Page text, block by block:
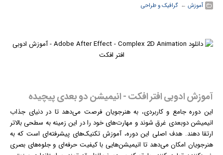
آموزش ← ‏گرافیک و طراحی
آموزش ادوبی افتر افکت - انیمیشن دو بعدی پیچیده
این دوره جامع و کاربردی، به هنرجویان فرصت می‌دهد تا در دنیای جذاب
انیمیشندوبعدی غرق شوند و مهارت‌های خود را در این زمینه به سطحی بالاتر
ارتقا دهند. هدف اصلی این دوره، آموزش تکنیک‌های پیشرفته‌ای است که به
هنرجویان امکان می‌دهد تا انیمیشن‌هایی با کیفیت حرفه‌ای و جلوه‌های بصری